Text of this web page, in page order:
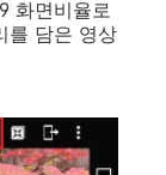
화면비율로
를 담은 영상